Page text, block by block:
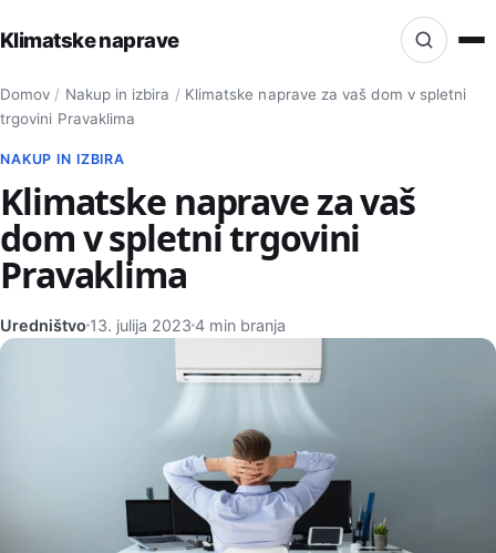
Klimatske naprave
Iskanje po strani
Domov / Nakup in izbira / Klimatske naprave za vaš dom v spletni
trgovini Pravaklima
NAKUP IN IZBIRA
Klimatske naprave za vaš
dom v spletni trgovini
Pravaklima
Uredništvo 13. julija 2023 4 min branja